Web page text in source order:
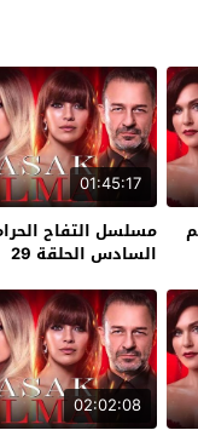
01:45:17
مسلسل التفاح
السادس الحلقة 29
02:02:08